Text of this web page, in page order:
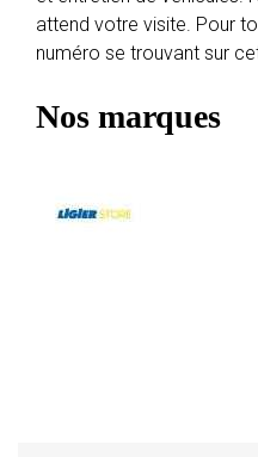
attend votre visite. Pour
numéro se trouvant sur
Nos marques